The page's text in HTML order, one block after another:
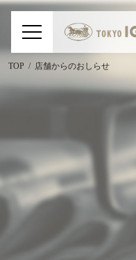
TOP 店舗からのおしらせ